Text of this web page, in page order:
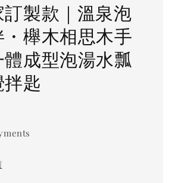
製款｜溫泉泡
櫸木相思木手
成型泡湯水瓢
匙